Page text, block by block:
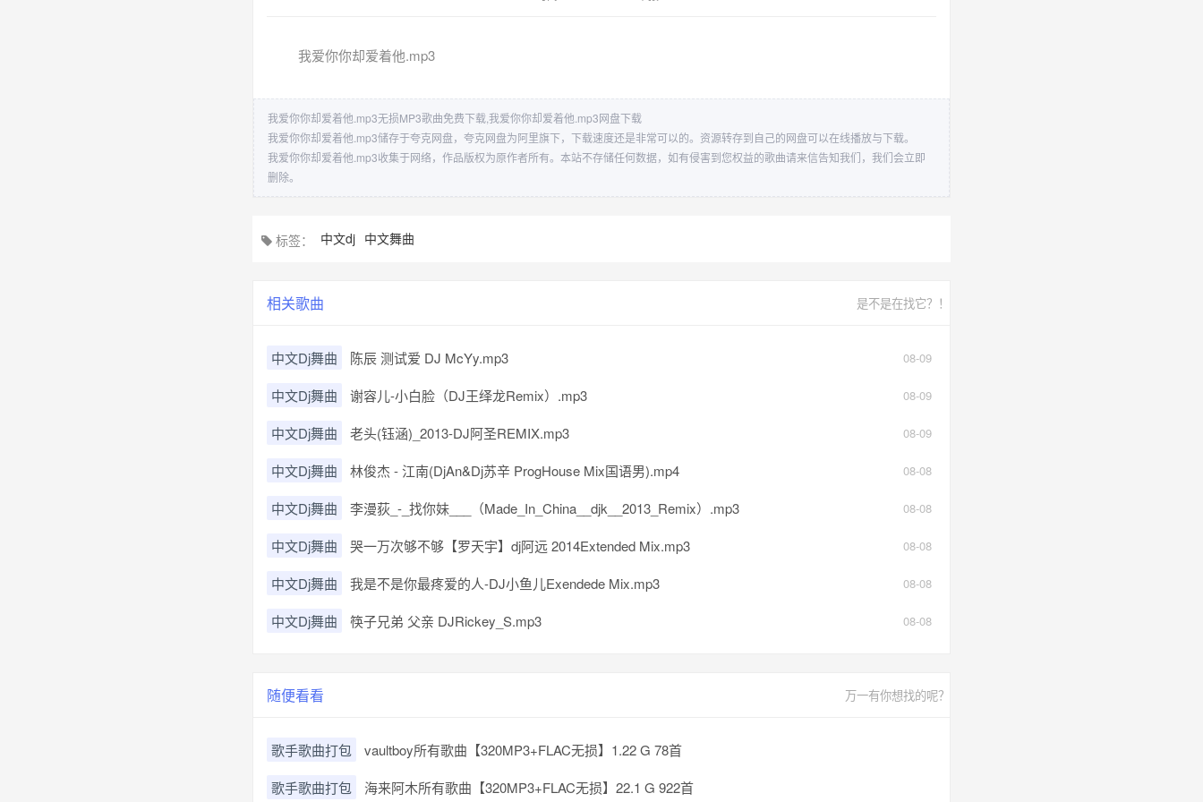
我爱你你却爱着他.mp3
我爱你你却爱着他.mp3无损MP3歌曲免费下载,我爱你你却爱着他.mp3网盘下载
我爱你你却爱着他.mp3储存于夸克网盘，夸克网盘为阿里旗下，下载速度还是非常可以的。资源转存到自己的网盘可以在线播放与下载。
我爱你你却爱着他.mp3收集于网络，作品版权为原作者所有。本站不存储任何数据，如有侵害到您权益的歌曲请来信告知我们，我们会立即
删除。
标签： 中文dj 中文舞曲
相关歌曲 是不是在找它？！
08-09
中文Dj舞曲 陈辰 测试爱 DJ McYy.mp3
08-09
中文Dj舞曲 谢容儿-小白脸（DJ王绎龙Remix）.mp3
08-09
中文Dj舞曲 老头(钰涵)_2013-DJ阿圣REMIX.mp3
08-08
中文Dj舞曲 林俊杰 - 江南(DjAn&Dj苏辛 ProgHouse Mix国语男).mp4
08-08
中文Dj舞曲 李漫荻_-_找你妹___（Made_In_China__djk__2013_Remix）.mp3
08-08
中文Dj舞曲 哭一万次够不够【罗天宇】dj阿远 2014Extended Mix.mp3
08-08
中文Dj舞曲 我是不是你最疼爱的人-DJ小鱼儿Exendede Mix.mp3
08-08
中文Dj舞曲 筷子兄弟 父亲 DJRickey_S.mp3
随便看看 万一有你想找的呢？
歌手歌曲打包
vaultboy所有歌曲【320MP3+FLAC无损】1.22 G 78首
歌手歌曲打包
海来阿木所有歌曲【320MP3+FLAC无损】22.1 G 922首